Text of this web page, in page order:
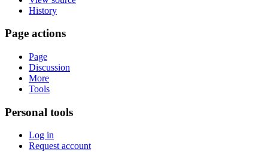
History
Page actions
Page
Discussion
More
Tools
Personal tools
Log in
Request account